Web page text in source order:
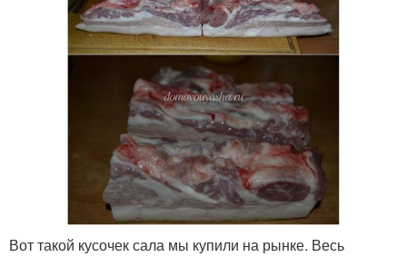
Вот такой кусочек сала мы купили на рынке. Весь